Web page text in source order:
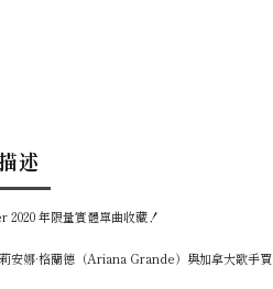
述
年限量實體單曲收藏！
安娜·格蘭德（Ariana Grande）與加拿大歌手